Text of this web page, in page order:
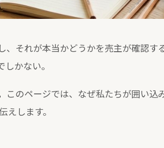
それが本当かどうかを売主が確認す
かない。
このページでは、なぜ私たちが囲い込
します。